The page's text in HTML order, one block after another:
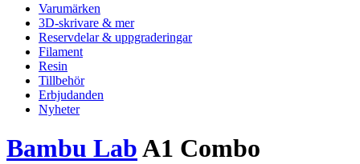
Varumärken
3D-skrivare & mer
Reservdelar & uppgraderingar
Filament
Resin
Tillbehör
Erbjudanden
Nyheter
Bambu LabA1 Combo